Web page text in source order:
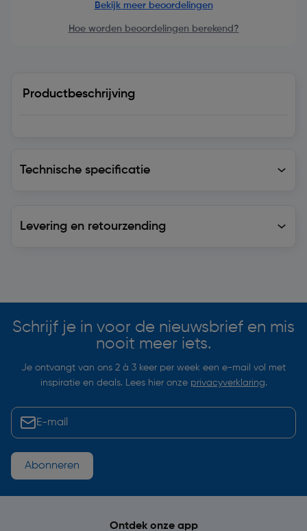
Bekijk meer beoordelingen
Hoe worden beoordelingen berekend?
Productbeschrijving
Technische specificatie
Levering en retourzending
Schrijf je in voor de nieuwsbrief en mis
nooit meer iets.
Je ontvangt van ons 2 à 3 keer per week een e-mail vol met
inspiratie en deals. Lees hier onze privacyverklaring.
Abonneren
Ontdek onze app